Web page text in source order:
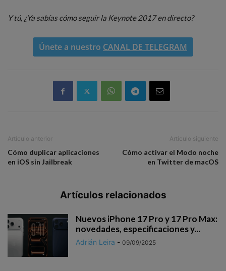
Y tú, ¿Ya sabías cómo seguir la Keynote 2017 en directo?
Únete a nuestro CANAL DE TELEGRAM
Artículo anterior
Cómo duplicar aplicaciones
en iOS sin Jailbreak
Artículo siguiente
Cómo activar el Modo noche
en Twitter de macOS
Artículos relacionados
Nuevos iPhone 17 Pro y 17 Pro Max:
novedades, especificaciones y...
Adrián Leira - 09/09/2025